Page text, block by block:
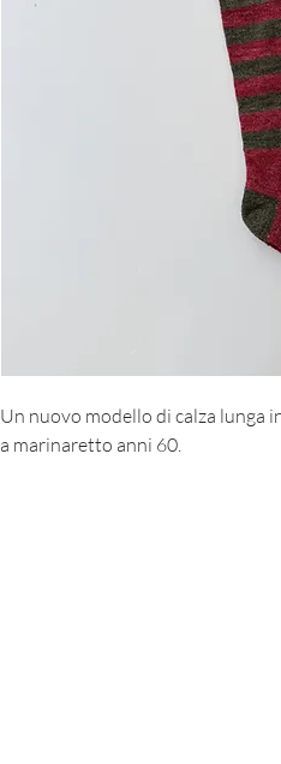
Un nuovo modello di calza lunga
a marinaretto anni 60.